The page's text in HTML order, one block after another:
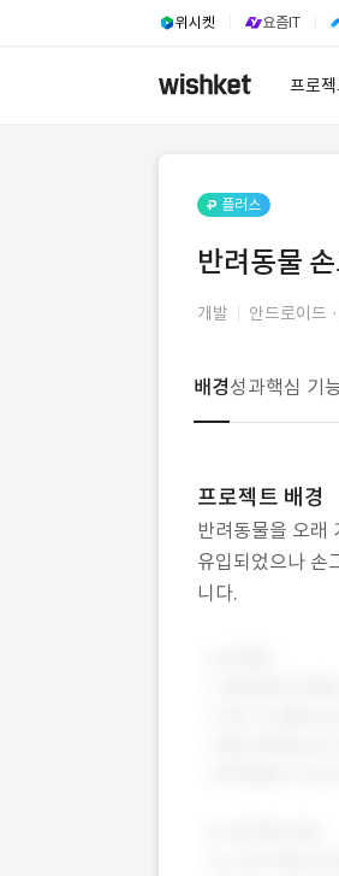
위시켓 요즘IT
프로
플러스
반려동물
개발 안드로이드
배경성과핵심 기
프로젝트 배경
반려동물을 오래
유입되었으나 손
니다.